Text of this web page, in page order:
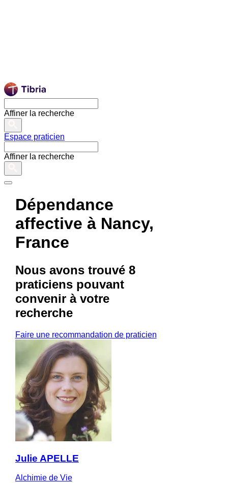
Affiner la recherche
Espace praticien
Affiner la recherche
Dépendance
affective à Nancy,
France
Nous avons trouvé 8
praticienspouvant
convenir à votre
recherche
Faire une recommandation de praticien
Julie APELLE
Alchimie de Vie